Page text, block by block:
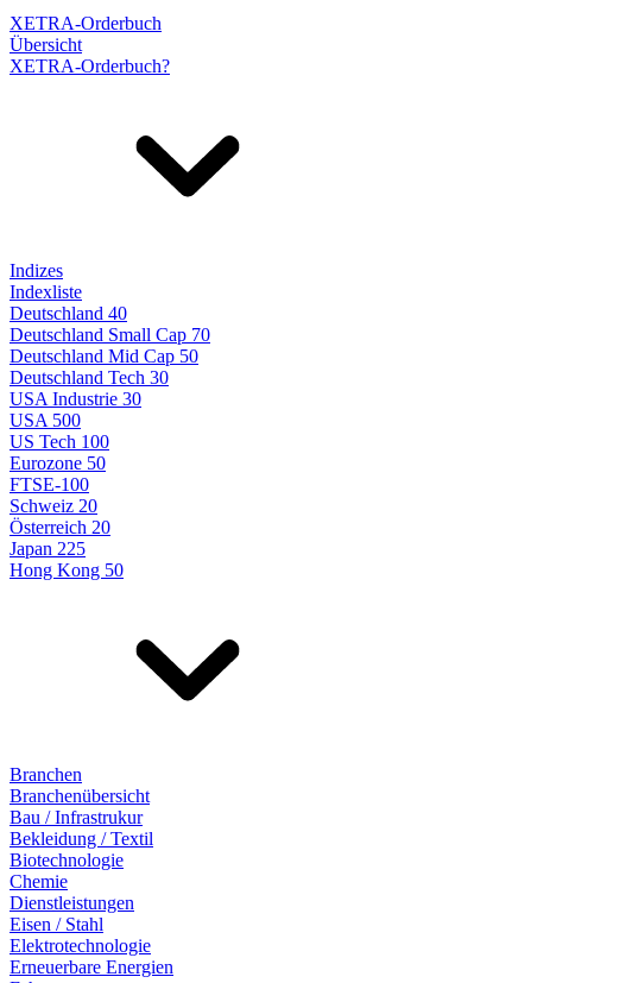
XETRA-Orderbuch
Übersicht
XETRA-Orderbuch?
Indizes
Indexliste
Deutschland 40
Deutschland Small Cap 70
Deutschland Mid Cap 50
Deutschland Tech 30
USA Industrie 30
USA 500
US Tech 100
Eurozone 50
FTSE-100
Schweiz 20
Österreich 20
Japan 225
Hong Kong 50
Branchen
Branchenübersicht
Bau / Infrastrukur
Bekleidung / Textil
Biotechnologie
Chemie
Dienstleistungen
Eisen / Stahl
Elektrotechnologie
Erneuerbare Energien